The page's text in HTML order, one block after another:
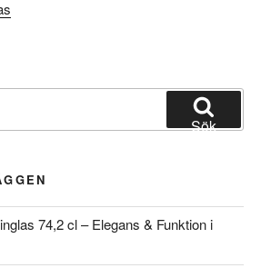
Sök
74,2 cl – Elegans & Funktion i